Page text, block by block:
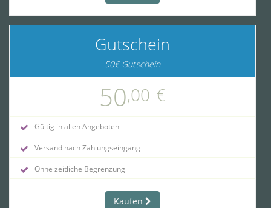
Gutschein
50€ Gutschein
50,00 €
Gültig in allen Angeboten
Versand nach Zahlungseingang
Ohne zeitliche Begrenzung
Kaufen